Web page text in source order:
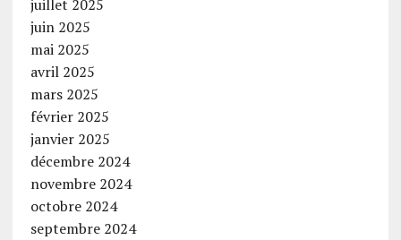
juillet 2025
juin 2025
mai 2025
avril 2025
mars 2025
février 2025
janvier 2025
décembre 2024
novembre 2024
octobre 2024
septembre 2024